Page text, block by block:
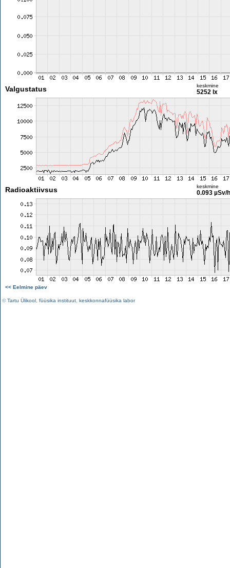
Valgustatus keskmine
5252 lx
Radioaktiivsus keskmine
0.093 µSv/h
<< Eelmine päev
©Tartu Ülikool füüsika instituut keskkonnafüüsika labor